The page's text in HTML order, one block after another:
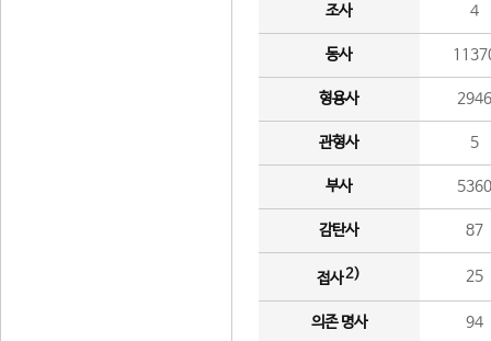
조사 4
동사
형용사 2946
관형사 5
부사 5360
감탄사 87
접사2) 25
의존 명사 94